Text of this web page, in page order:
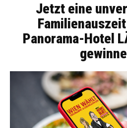
Jetzt eine
Panorama-Hotel